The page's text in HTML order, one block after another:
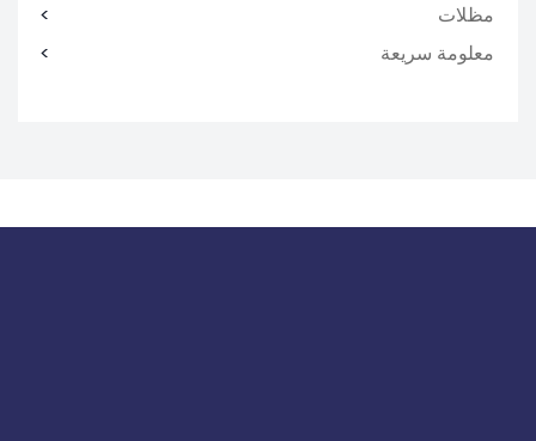
مظلات
معلومة سريعة